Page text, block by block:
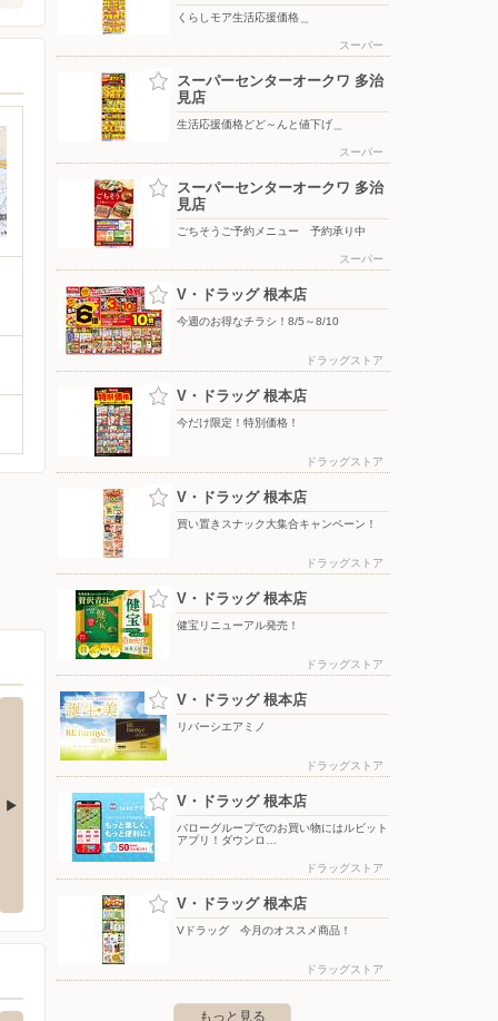
六軒屋町字東丘25-2 アクロ
〒507-0051 岐阜県多治見市西坂町5-31-1
くらしモア生活応援価格＿
スーパー
スーパーセンターオークワ 多治
見店
生活応援価格どど～んと値下げ＿
スーパー
スーパーセンターオークワ 多治
見店
ごちそうご予約メニュー 予約承り中
スーパー
V・ドラッグ 根本店
今週のお得なチラシ！8/5～8/10
ドラッグストア
V・ドラッグ 根本店
今だけ限定！特別価格！
ドラッグストア
V・ドラッグ 根本店
買い置きスナック大集合キャンペーン！
ドラッグストア
V・ドラッグ 根本店
健宝リニューアル発売！
ドラッグストア
V・ドラッグ 根本店
リバーシエアミノ
ドラッグストア
V・ドラッグ 根本店
バローグループでのお買い物にはルビット
アプリ！ダウンロ…
ドラッグストア
V・ドラッグ 根本店
Vドラッグ 今月のオススメ商品！
ドラッグストア
もっと見る